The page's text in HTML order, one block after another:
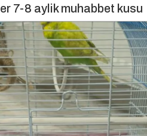
7-8 aylik muhabbet kusu